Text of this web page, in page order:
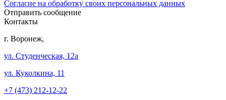
Согласие на обработку своих персональных данных
Отправить сообщение
Контакты
г. Воронеж,
ул. Студенческая, 12а
ул. Куколкина, 11
+7 (473) 212-12-22